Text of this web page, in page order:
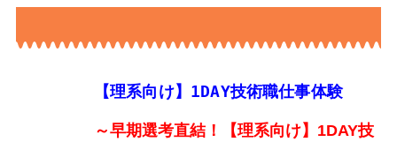
【理系向け】1DAY技術職仕事体験
～早期選考直結！【理系向け】1DAY技